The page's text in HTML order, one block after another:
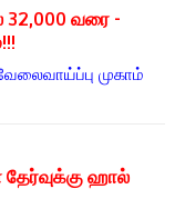
32,000 வரை -
முகாம்
ஹால்